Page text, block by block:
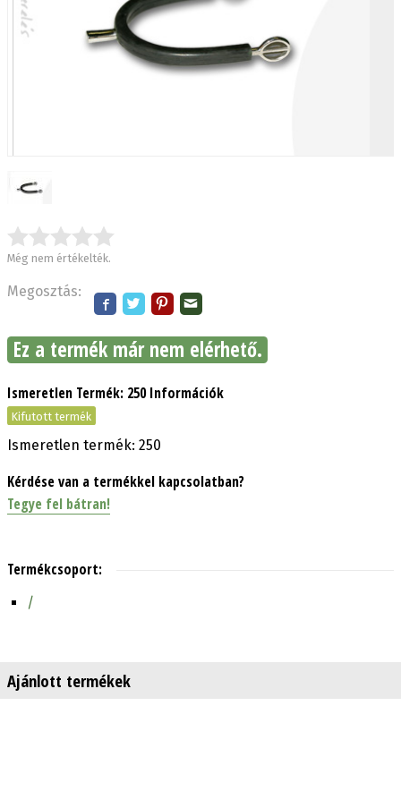
Még nem értékelték.
Megosztás:
Ez a termék már nem elérhető.
Ismeretlen Termék: 250 Információk
Kifutott termék
Ismeretlen termék: 250
Kérdése van a termékkel kapcsolatban?
Tegye fel bátran!
Termékcsoport:
/
Ajánlott termékek